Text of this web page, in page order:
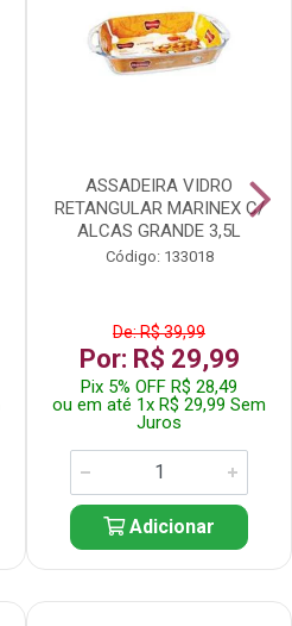
ASSADEIRA VIDRO
RETANGULAR MARINEX C/
ALCAS GRANDE 3,5L
Código: 133018
De: R$ 39,99
Por: R$ 29,99
Pix 5% OFF R$ 28,49
ou em até 1x R$ 29,99 Sem
Juros
Adicionar